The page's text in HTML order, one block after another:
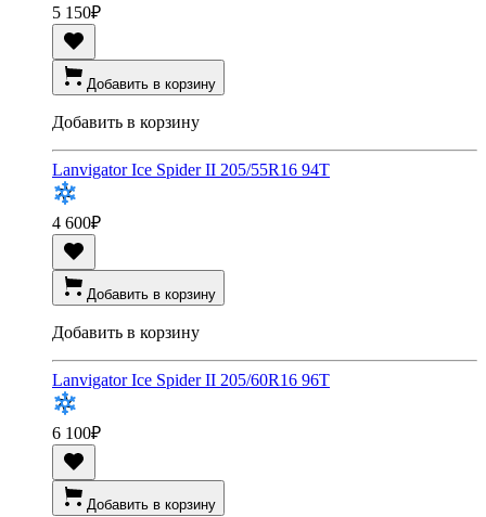
5 150₽
Добавить в корзину
Добавить в корзину
Lanvigator Ice Spider II 205/55R16 94T
4 600₽
Добавить в корзину
Добавить в корзину
Lanvigator Ice Spider II 205/60R16 96T
6 100₽
Добавить в корзину